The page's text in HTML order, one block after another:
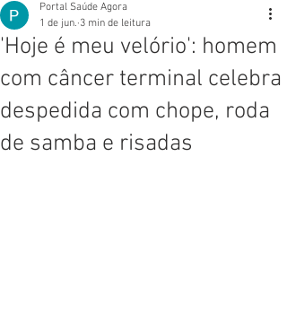
'Hoje é meu velório': homem
com câncer terminal celebra
despedida com chope, roda
de samba e risadas
Portal Saúde Agora
1 de jun. 3 min de leitura